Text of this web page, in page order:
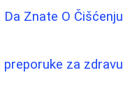
Znate O Čišćenju
za zdravu